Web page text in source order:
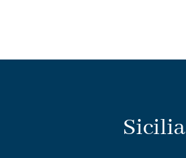
Sicilia